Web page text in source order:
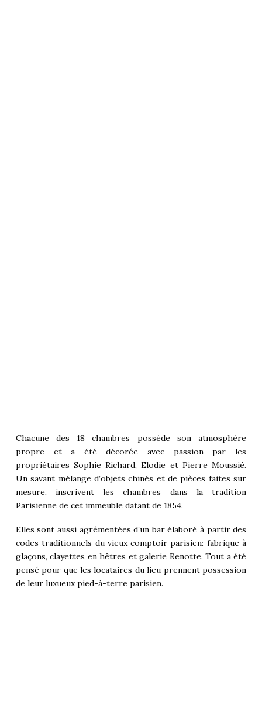
Chacune des 18 chambres possède son atmosphère
propre et a été décorée avec passion par les
propriétaires Sophie Richard, Elodie et Pierre Moussié.
Un savant mélange d’objets chinés et de pièces faites sur
mesure, inscrivent les chambres dans la tradition
Parisienne de cet immeuble datant de 1854.
Elles sont aussi agrémentées d’un bar élaboré à partir des
codes traditionnels du vieux comptoir parisien: fabrique à
glaçons, clayettes en hêtres et galerie Renotte. Tout a été
pensé pour que les locataires du lieu prennent possession
de leur luxueux pied-à-terre parisien.